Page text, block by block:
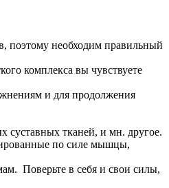
поэтому необходим правильный
комплекса вы чувствуете
и для продолжения
суставных тканей, и мн. другое.
по силе мышцы,
Поверьте в себя и свои силы,